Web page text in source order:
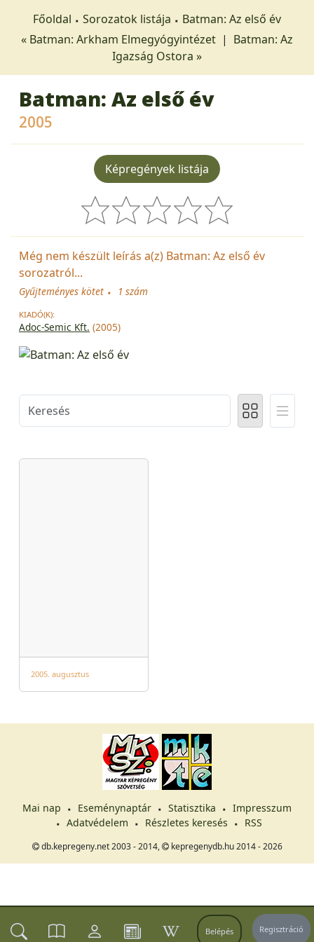
Belépés Regisztráció
Főoldal Sorozatok listája
Batman: Az első év
« Batman: Arkham Elmegyógyintézet | Batman: Az
Igazság Ostora »
Batman: Az első év
2005
Képregények listája
Még nem készült leírás a(z) Batman: Az első év
sorozatról...
Gyűjteményes kötet 1 szám
KIADÓ(K):
Adoc-Semic Kft. (2005)
2005. augusztus
Mai nap Eseménynaptár Statisztika
Impresszum
Adatvédelem
Részletes keresés RSS
db.kepregeny.net 2003 - 2014, kepregenydb.hu 2014 - 2026